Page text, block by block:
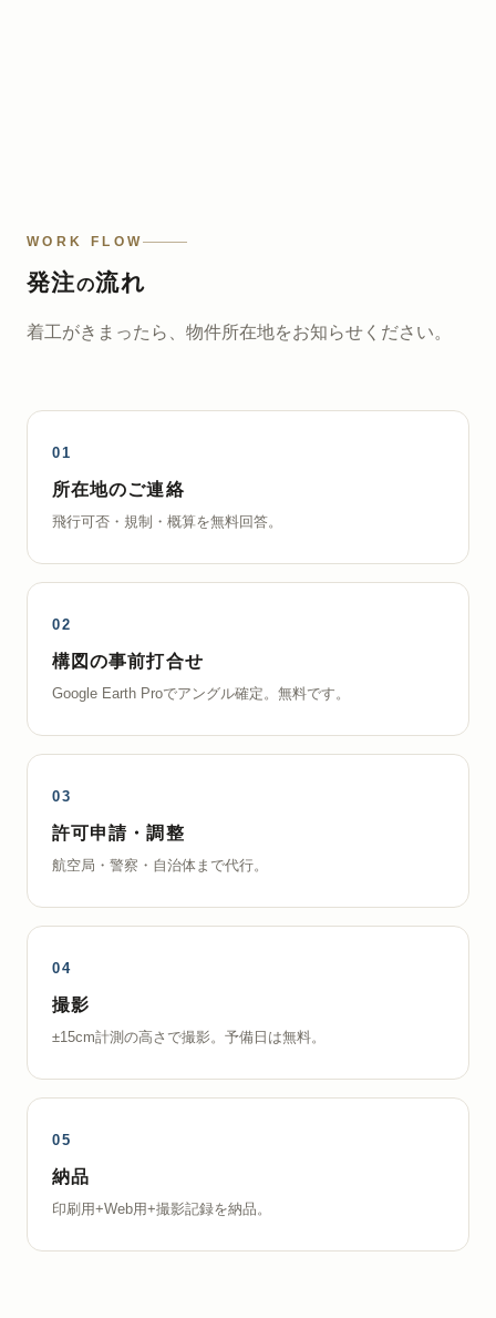
WORK FLOW
発注の流れ
着工がきまったら、物件所在地をお知らせください。
所在地のご連絡
飛行可否・規制・概算を無料回答。
構図の事前打合せ
Google Earth Proでアングル確定。無料です。
許可申請・調整
航空局・警察・自治体まで代行。
撮影
±15cm計測の高さで撮影。予備日は無料。
納品
印刷用+Web用+撮影記録を納品。